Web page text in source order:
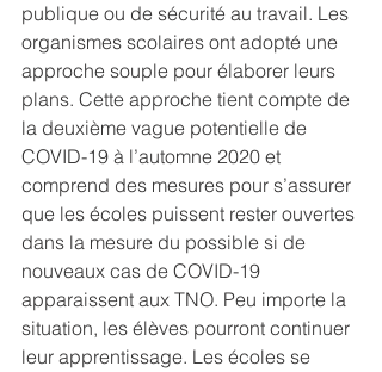
publique ou de sécurité au travail. Les
organismes scolaires ont adopté une
approche souple pour élaborer leurs
plans. Cette approche tient compte de
la deuxième vague potentielle de
COVID-19 à l’automne 2020 et
comprend des mesures pour s’assurer
que les écoles puissent rester ouvertes
dans la mesure du possible si de
nouveaux cas de COVID-19
apparaissent aux TNO. Peu importe la
situation, les élèves pourront continuer
leur apprentissage. Les écoles se